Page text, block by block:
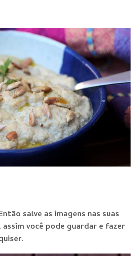
ntão salve as imagens nas suas
, assim você pode guardar e fazer
iser.